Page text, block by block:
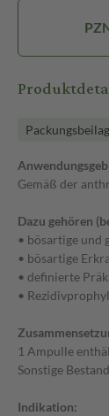
Gemäß der
Dazu gehören
• bösartige und
• bösartige
• definierte
•
1 Ampulle
Sonstige
Indikation: